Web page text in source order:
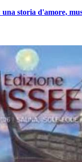
storia d'amore,